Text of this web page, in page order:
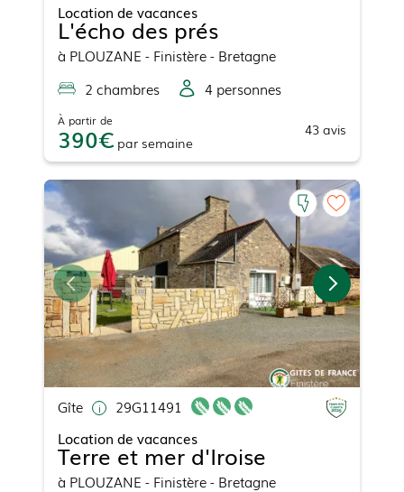
Location de vacances
L'écho des prés
à PLOUZANE - Finistère - Bretagne
2 chambres 4 personnes
À partir de
390 par semaine
43 avis
Gîte
29G11491
Location de vacances
Terre et mer d'Iroise
à PLOUZANE - Finistère - Bretagne